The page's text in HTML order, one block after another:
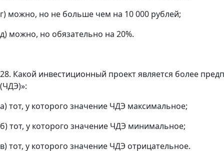
г) можно, но не больше чем на 10 000 рублей;
д) можно, но обязательно на 20%.
28. Какой инвестиционный проект является более
(ЧДЭ)»:
а) тот, у которого значение ЧДЭ максимальное;
б) тот, у которого значение ЧДЭ минимальное;
в) тот, у которого значение ЧДЭ отрицательное.